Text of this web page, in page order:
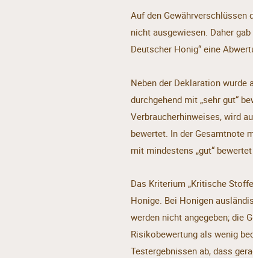
Auf den
nicht ausgewiesen. Daher
Deutscher Honig“ eine
Neben der Deklaration wurde
durchgehend mit „sehr gut“
Verbraucherhinweises, wird
bewertet. In der Gesamtnote
mit mindestens „gut“ bewertet
Das Kriterium „Kritische
Honige. Bei Honigen
werden nicht angegeben; die
Risikobewertung als wenig
Testergebnissen ab, dass